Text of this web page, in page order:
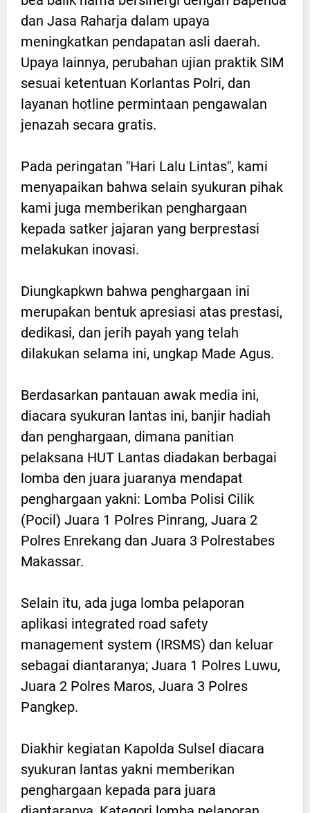
dan Jasa Raharja dalam upaya
meningkatkan pendapatan asli daerah.
Upaya lainnya, perubahan ujian praktik SIM
sesuai ketentuan Korlantas Polri, dan
layanan hotline permintaan pengawalan
jenazah secara gratis.
Pada peringatan "Hari Lalu Lintas", kami
menyapaikan bahwa selain syukuran pihak
kami juga memberikan penghargaan
kepada satker jajaran yang berprestasi
melakukan inovasi.
Diungkapkwn bahwa penghargaan ini
merupakan bentuk apresiasi atas prestasi,
dedikasi, dan jerih payah yang telah
dilakukan selama ini, ungkap Made Agus.
Berdasarkan pantauan awak media ini,
diacara syukuran lantas ini, banjir hadiah
dan penghargaan, dimana panitian
pelaksana HUT Lantas diadakan berbagai
lomba den juara juaranya mendapat
penghargaan yakni: Lomba Polisi Cilik
(Pocil) Juara 1 Polres Pinrang, Juara 2
Polres Enrekang dan Juara 3 Polrestabes
Makassar.
Selain itu, ada juga lomba pelaporan
aplikasi integrated road safety
management system (IRSMS) dan keluar
sebagai diantaranya; Juara 1 Polres Luwu,
Juara 2 Polres Maros, Juara 3 Polres
Pangkep.
Diakhir kegiatan Kapolda Sulsel diacara
syukuran lantas yakni memberikan
penghargaan kepada para juara